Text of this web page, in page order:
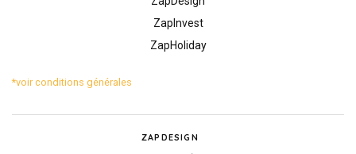
ZapInvest
ZapHoliday
*voir conditions générales
ZAPDESIGN